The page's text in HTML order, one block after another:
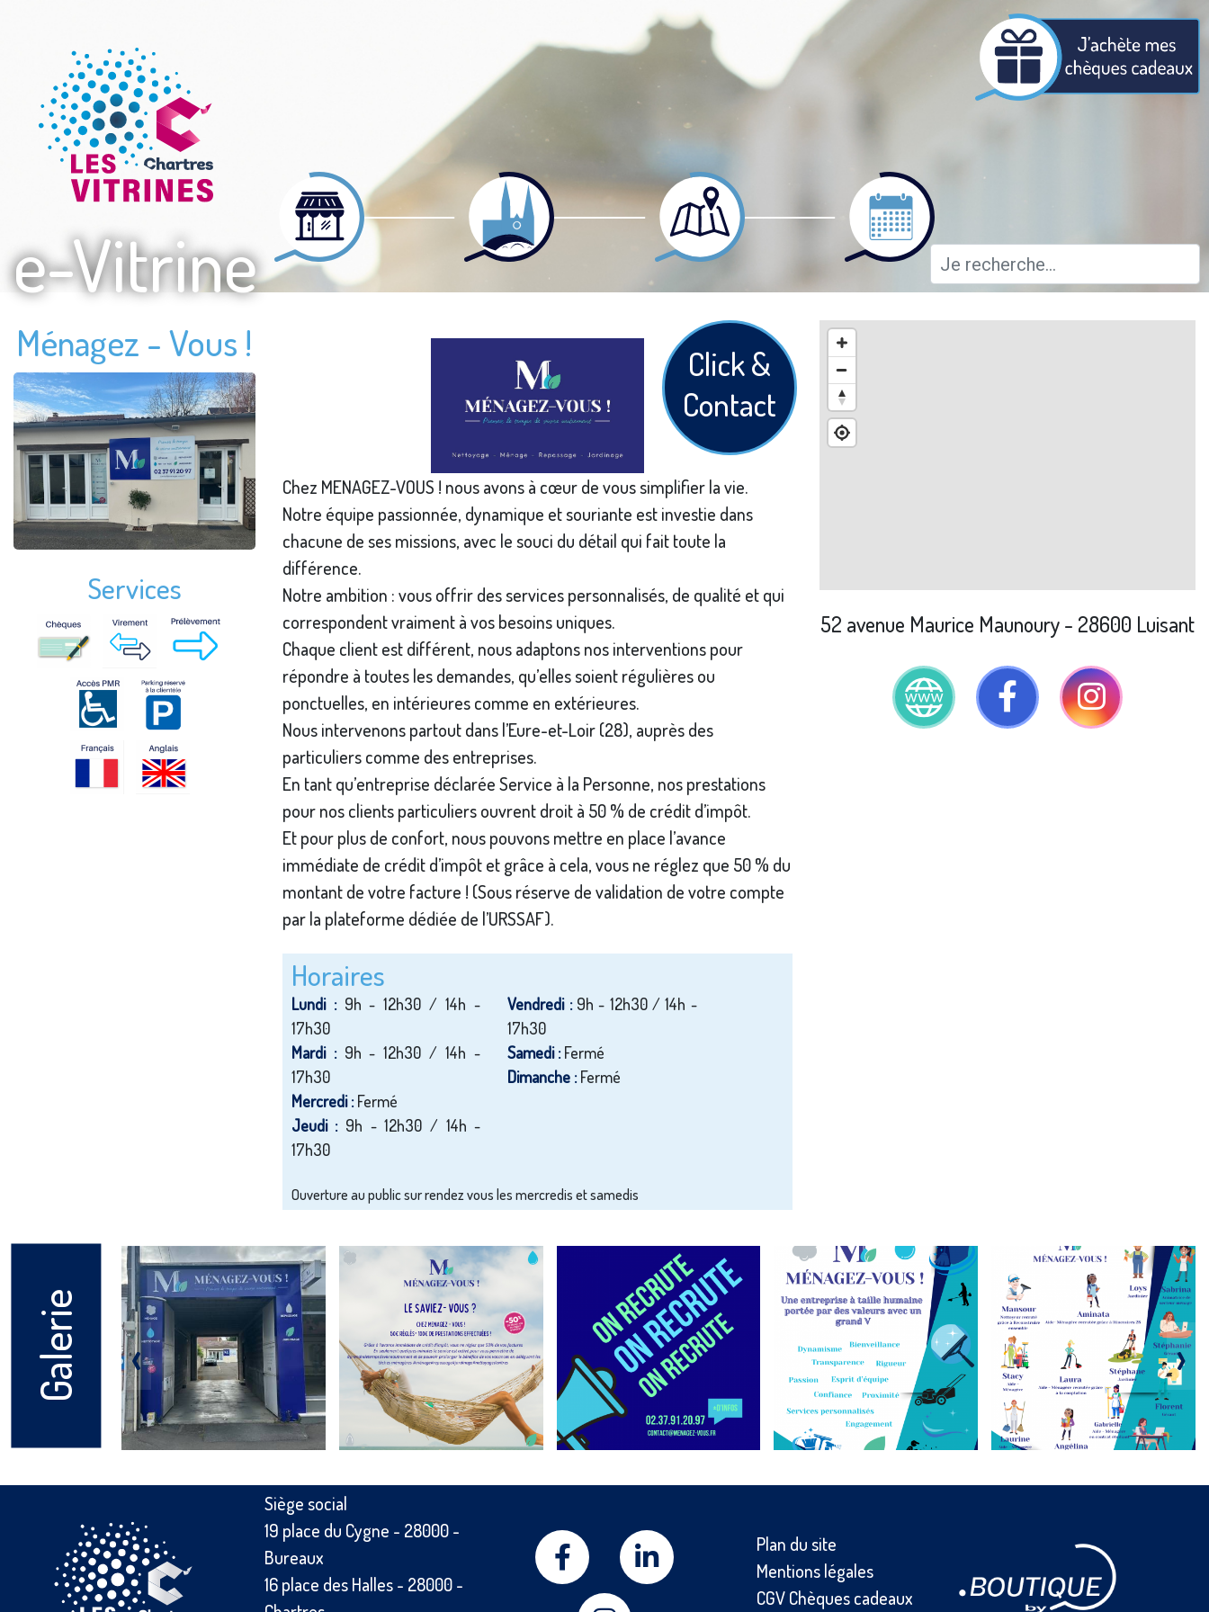
e-Vitrine
Ménagez - Vous !
Services
Click &
Contact
Chez MENAGEZ-VOUS ! nous avons à cœur de vous simplifier la vie.
Notre équipe passionnée, dynamique et souriante est investie dans
chacune de ses missions, avec le souci du détail qui fait toute la
différence.
Notre ambition : vous offrir des services personnalisés, de qualité et qui
correspondent vraiment à vos besoins uniques.
Chaque client est différent, nous adaptons nos interventions pour
répondre à toutes les demandes, qu’elles soient régulières ou
ponctuelles, en intérieures comme en extérieures.
Nous intervenons partout dans l’Eure-et-Loir (28), auprès des
particuliers comme des entreprises.
En tant qu’entreprise déclarée Service à la Personne, nos prestations
pour nos clients particuliers ouvrent droit à 50 % de crédit d’impôt.
Et pour plus de confort, nous pouvons mettre en place l’avance
immédiate de crédit d’impôt et grâce à cela, vous ne réglez que 50 % du
montant de votre facture ! (Sous réserve de validation de votre compte
par la plateforme dédiée de l’URSSAF).
Horaires
Lundi : 9h - 12h30 / 14h -
17h30
Mardi : 9h - 12h30 / 14h -
17h30
Mercredi :Fermé
Jeudi : 9h - 12h30 / 14h -
17h30
Vendredi : 9h - 12h30 / 14h -
17h30
Samedi :Fermé
Dimanche :Fermé
Ouverture au public sur rendez vous les mercredis et samedis
52 avenue Maurice Maunoury - 28600 Luisant
Galerie ‹ ›
Siège social
19 place du Cygne - 28000-
Bureaux
16 place des Halles- 28000-
Plan du site
Mentions légales
CGV Chèques cadeaux